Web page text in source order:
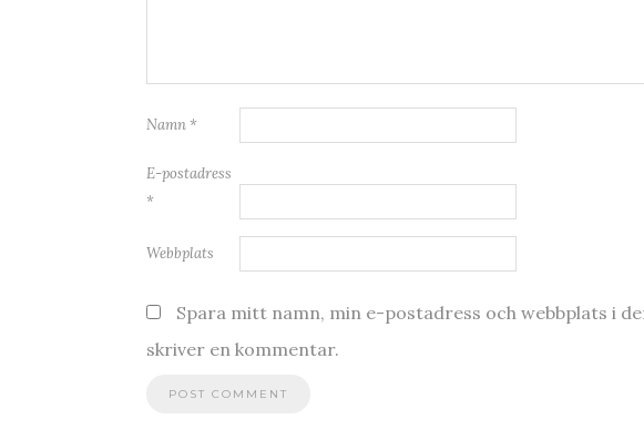
Namn *
E-postadress
*
Webbplats
Spara mitt namn, min e-postadress och webbplats i
skriver en kommentar.